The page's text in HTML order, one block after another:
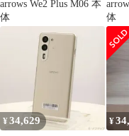
arrows We2 Plus M06 本
体
体
¥34,629 ¥